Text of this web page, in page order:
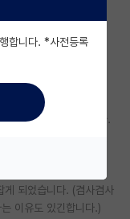
재학 중인 학생입니다.
것들이 더 필요한지 선
수준있는 공부를 하려
게 되었습니다. (겸사겸사
이유도 있긴합니다.)
합니다. *사전등록